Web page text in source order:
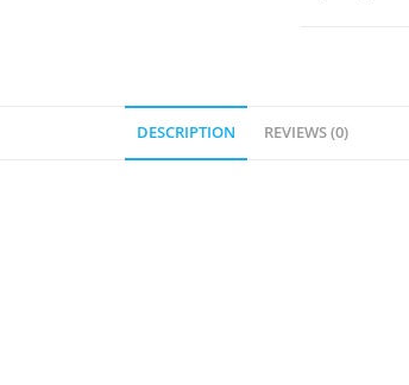
DESCRIPTION REVIEWS (0)